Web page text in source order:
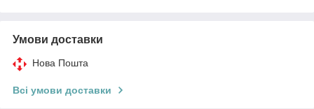
Умови доставки
Нова Пошта
Всі умови доставки